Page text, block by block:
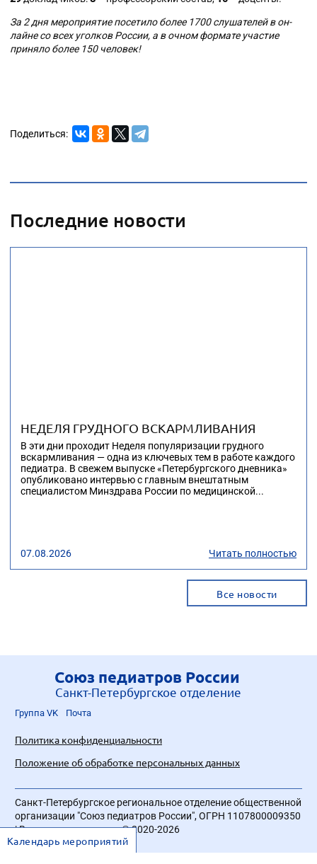
За 2 дня мероприятие посетило более 1700 слушателей в он-
лайне со всех уголков России, а в очном формате участие
приняло более 150 человек!
Поделиться:
Последние новости
НЕДЕЛЯ ГРУДНОГО ВСКАРМЛИВАНИЯ
В эти дни проходит Неделя популяризации грудного
вскармливания — одна из ключевых тем в работе каждого
педиатра. В свежем выпуске «Петербургского дневника»
опубликовано интервью с главным внештатным
специалистом Минздрава России по медицинской...
07.08.2026 Читать полностью
Все новости
Союз педиатров России
Санкт-Петербургское отделение
Группа VK Почта
Политика конфиденциальности
Положение об обработке персональных данных
Санкт-Петербургское региональное отделение общественной
организации "Союз педиатров России", ОГРН 1107800009350
| Все права защищены © 2020-2026
Календарь мероприятий